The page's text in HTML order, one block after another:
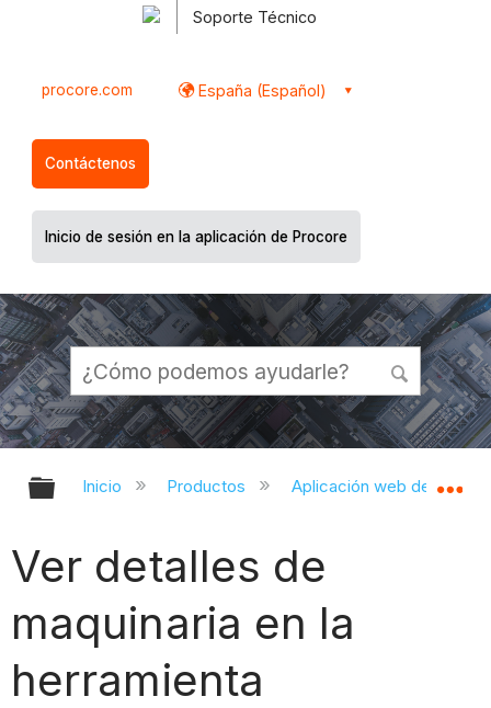
Soporte Técnico
procore.com España (Español)
Contáctenos
Inicio de sesión en la aplicación de Procore
Expandir/contraer jerarquía global
Inicio Productos Aplicación web de
Ver detalles de
maquinaria en la
herramienta